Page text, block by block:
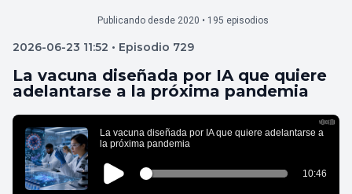
Publicando desde 2020 • 195 episodios
2026-06-23 11:52 • Episodio 729
La vacuna diseñada por IA que quiere
adelantarse a la próxima pandemia